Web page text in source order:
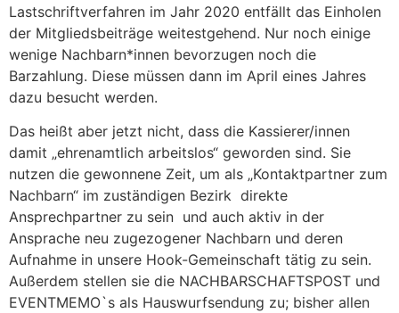
Lastschriftverfahren im Jahr 2020 entfällt das Einholen
der Mitgliedsbeiträge weitestgehend. Nur noch einige
wenige Nachbarn*innen bevorzugen noch die
Barzahlung. Diese müssen dann im April eines Jahres
dazu besucht werden.
Das heißt aber jetzt nicht, dass die Kassierer/innen
damit „ehrenamtlich arbeitslos“ geworden sind. Sie
nutzen die gewonnene Zeit, um als „Kontaktpartner zum
Nachbarn“ im zuständigen Bezirk direkte
Ansprechpartner zu sein und auch aktiv in der
Ansprache neu zugezogener Nachbarn und deren
Aufnahme in unsere Hook-Gemeinschaft tätig zu sein.
Außerdem stellen sie die NACHBARSCHAFTSPOST und
EVENTMEMO`s als Hauswurfsendung zu; bisher allen